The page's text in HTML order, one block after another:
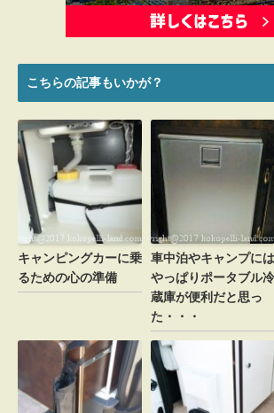
2017年5月16日 5:21 PM
結局洗い物をして、2Lでは足りない日
ます。
うちは駐車場が立体なので、できるだ
をかけたくなくて(^^;)
タイミング悪いとターンテーブルのと
他の居住者と鉢合わせなんてことも・
まさみるくさんはDIYお上手なのでい
変更できて楽しみですね(^^)
返信
Message
メールアドレスが公開されることはあ
*が付いている欄は必須項目です
コメント
こちらの記事もいかが？
キャンピングカーに乗
るための心の準備
車中泊やキャンプには
やっぱりポータブル冷
蔵庫が便利だと思っ
た・・・